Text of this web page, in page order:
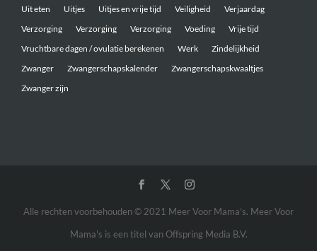
Uit eten
Uitjes Uitjes en vrije tijd Veiligheid
Verjaardag
Verzorging
Verzorging Verzorging Voeding
Vrije tijd
Vruchtbare dagen / ovulatie berekenen
Werk
Zindelijkheid
Zwanger
Zwangerschapskalender
Zwangerschapskwaaltjes
Zwanger zijn
Alle rechten voorbehouden © 2021 Meer Voor Mama’s. Meer Voor
Mama's is een titel van Offspring Media B.V.